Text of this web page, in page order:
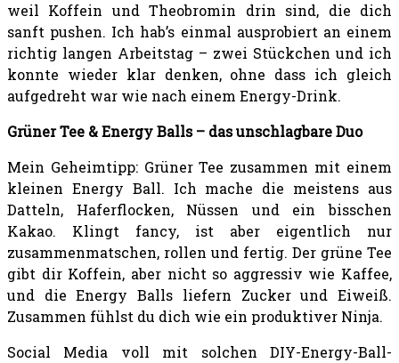
weil Koffein und Theobromin drin sind, die dich
sanft pushen. Ich hab’s einmal ausprobiert an einem
richtig langen Arbeitstag – zwei Stückchen und ich
konnte wieder klar denken, ohne dass ich gleich
aufgedreht war wie nach einem Energy-Drink.
Grüner Tee & Energy Balls – das unschlagbare Duo
Mein Geheimtipp: Grüner Tee zusammen mit einem
kleinen Energy Ball. Ich mache die meistens aus
Datteln, Haferflocken, Nüssen und ein bisschen
Kakao. Klingt fancy, ist aber eigentlich nur
zusammenmatschen, rollen und fertig. Der grüne Tee
gibt dir Koffein, aber nicht so aggressiv wie Kaffee,
und die Energy Balls liefern Zucker und Eiweiß.
Zusammen fühlst du dich wie ein produktiver Ninja.
Social Media voll mit solchen DIY-Energy-Ball-